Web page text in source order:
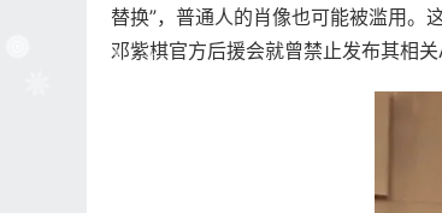
替换”，普通人的肖像也可能被滥用。
邓紫棋官方后援会就曾禁止发布其相关